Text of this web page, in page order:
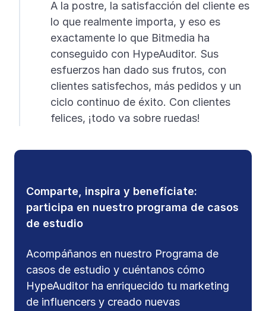
A la postre, la satisfacción del cliente es
lo que realmente importa, y eso es
exactamente lo que Bitmedia ha
conseguido con HypeAuditor. Sus
esfuerzos han dado sus frutos, con
clientes satisfechos, más pedidos y un
ciclo continuo de éxito. Con clientes
felices, ¡todo va sobre ruedas!
Comparte, inspira y benefíciate:
participa en nuestro programa de casos
de estudio
Acompáñanos en nuestro Programa de
casos de estudio y cuéntanos cómo
HypeAuditor ha enriquecido tu marketing
de influencers y creado nuevas